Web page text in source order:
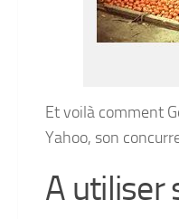
Et voilà comment
Yahoo, son
A utiliser